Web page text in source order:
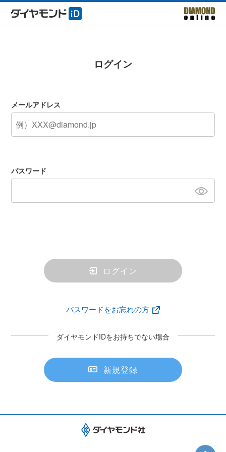
ログイン
メールアドレス
パスワード
ログイン
パスワードをお忘れの方
ダイヤモンドIDをお持ちでない場合
新規登録